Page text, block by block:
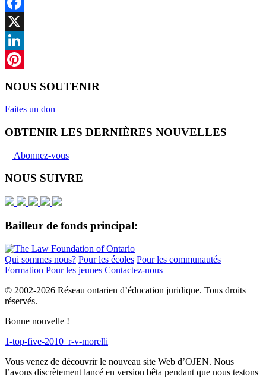
Facebook
X
LinkedIn
NOUS SOUTENIR
Faites un don
OBTENIR LES DERNIÈRES NOUVELLES
Abonnez-vous
NOUS SUIVRE
Bailleur de fonds principal:
Qui sommes nous? Pour les écoles Pour les communautés
Formation Pour les jeunes Contactez-nous
© 2002-2026 Réseau ontarien d’éducation juridique. Tous droits
réservés.
Bonne nouvelle !
1-top-five-2010_r-v-morelli
Vous venez de découvrir le nouveau site Web d’OJEN. Nous
l’avons discrètement lancé en version bêta pendant que nous testons